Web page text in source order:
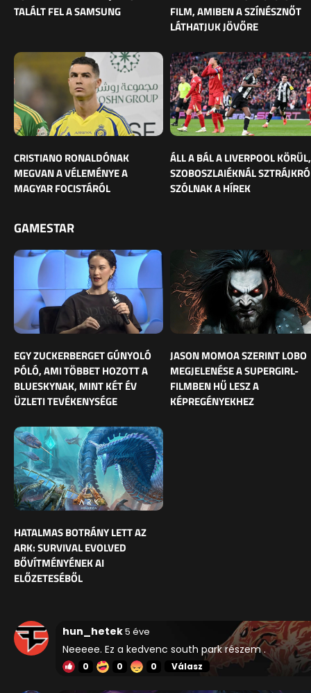
TALÁLT FEL A SAMSUNG
FILM, AMIBEN A SZÍNÉSZNŐT
LÁTHATJUK JÖVŐRE
CRISTIANO RONALDÓNAK
MEGVAN A VÉLEMÉNYE A
MAGYAR FOCISTÁRÓL
ÁLL A BÁL A LIVERPOOL KÖRÜL,
SZOBOSZLAIÉKNÁL
SZÓLNAK A HÍREK
GAMESTAR
EGY ZUCKERBERGET GÚNYOLÓ
PÓLÓ, AMI TÖBBET HOZOTT A
BLUESKYNAK, MINT KÉT ÉV
ÜZLETI TEVÉKENYSÉGE
JASON MOMOA SZERINT LOBO
MEGJELENÉSE A SUPERGIRL-
FILMBEN HŰ LESZ A
KÉPREGÉNYEKHEZ
HATALMAS BOTRÁNY LETT AZ
ARK: SURVIVAL EVOLVED
BŐVÍTMÉNYÉNEK AI
ELŐZETESÉBŐL
hun_hetek5 éve
Neeeee. Ez a kedvenc south park részem .
0 0 0 Válasz